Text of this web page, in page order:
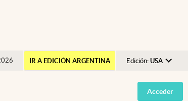
IR A EDICIÓN ARGENTINA Edición: USA
Argentina
España
Acceder